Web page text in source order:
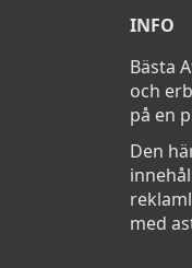
INFO
Bästa
och
på en
Den
med